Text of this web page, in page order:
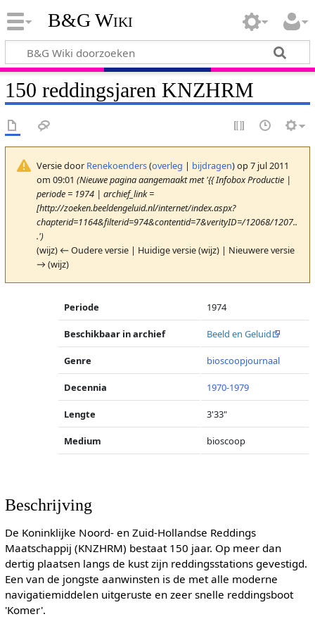
B&G Wiki
150 reddingsjaren KNZHRM
Versie door Renekoenders(overleg | bijdragen)op 7 jul 2011
om 09:01 (Nieuwe pagina aangemaakt met '{{ Infobox Productie |
periode = 1974 | archief_link =
[http://zoeken.beeldengeluid.nl/internet/index.aspx?
chapterid=1164&filterid=974&contentid=7&verityID=/12068/1207..
.')
(wijz) ← Oudere versie | Huidige versie (wijz) | Nieuwere versie
→ (wijz)
Periode 1974
Beschikbaar in archief Beeld en Geluid
Genre bioscoopjournaal
Decennia 1970-1979
Lengte 3'33"
Medium bioscoop
Beschrijving
De Koninklijke Noord- en Zuid-Hollandse Reddings
Maatschappij (KNZHRM) bestaat 150 jaar. Op meer dan
dertig plaatsen langs de kust zijn reddingsstations gevestigd.
Een van de jongste aanwinsten is de met alle moderne
navigatiemiddelen uitgeruste en zeer snelle reddingsboot
'Komer'.